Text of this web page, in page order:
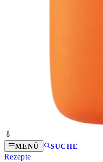
MENÜ SUCHE
Rezepte